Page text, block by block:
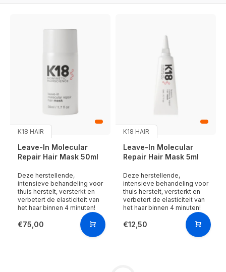
K18 HAIR
Leave-In Molecular
Repair Hair Mask 50ml
Deze herstellende,
intensieve behandeling voor
thuis herstelt, versterkt en
verbetert de elasticiteit van
het haar binnen 4 minuten!
€75,00
K18 HAIR
Leave-In Molecular
Repair Hair Mask 5ml
Deze herstellende,
intensieve behandeling voor
thuis herstelt, versterkt en
verbetert de elasticiteit van
het haar binnen 4 minuten!
€12,50